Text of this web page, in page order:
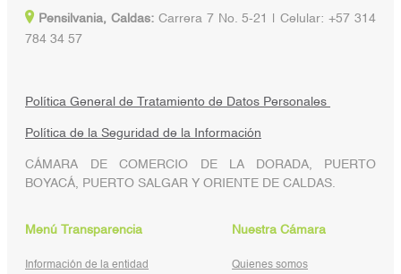
Pensilvania, Caldas:Carrera 7 No. 5-21 | Celular: +57 314
784 34 57
Política General de Tratamiento de Datos Personales
Política de la Seguridad de la Información
CÁMARA DE COMERCIO DE LA DORADA, PUERTO
BOYACÁ, PUERTO SALGAR Y ORIENTE DE CALDAS.
Menú Transparencia
Información de la entidad
Nuestra Cámara
Quienes somos